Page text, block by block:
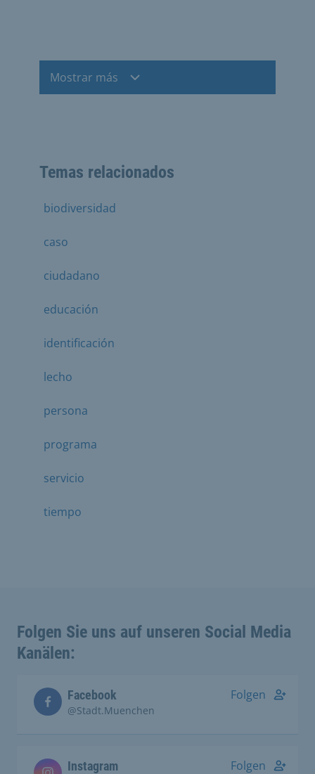
Mostrar más
Temas relacionados
biodiversidad
caso
ciudadano
educación
identificación
lecho
persona
programa
servicio
tiempo
Folgen Sie uns auf unseren Social Media
Kanälen:
Facebook
@Stadt.Muenchen
Folgen
Instagram Folgen